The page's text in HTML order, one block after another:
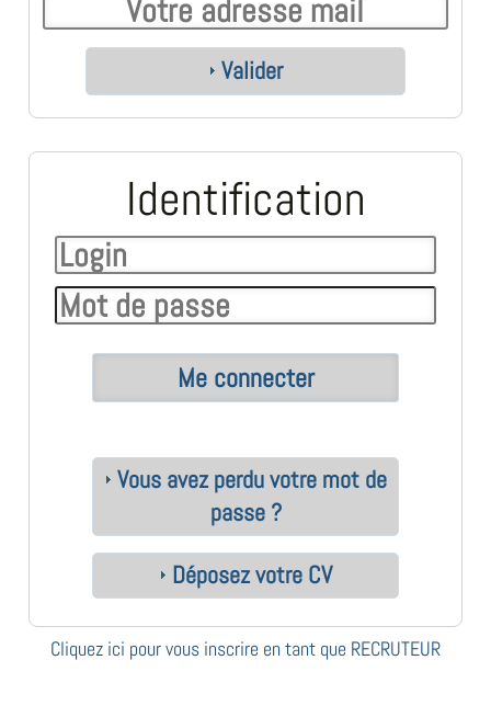
Valider
Identification
Vous avez perdu votre mot de
passe ?
Déposez votre CV
Cliquez ici pour vous inscrire en tant que RECRUTEUR